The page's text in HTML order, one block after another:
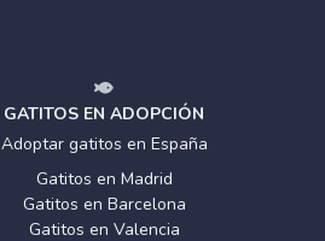
GATITOS EN ADOPCIÓN
Adoptar gatitos en España
Gatitos en Madrid
Gatitos en Barcelona
Gatitos en Valencia